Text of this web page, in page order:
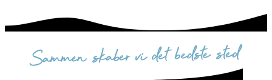
sammen skaber vi det bedste sted